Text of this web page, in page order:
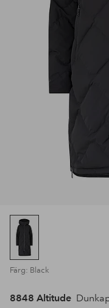
Färg: Black
8848 Altitude